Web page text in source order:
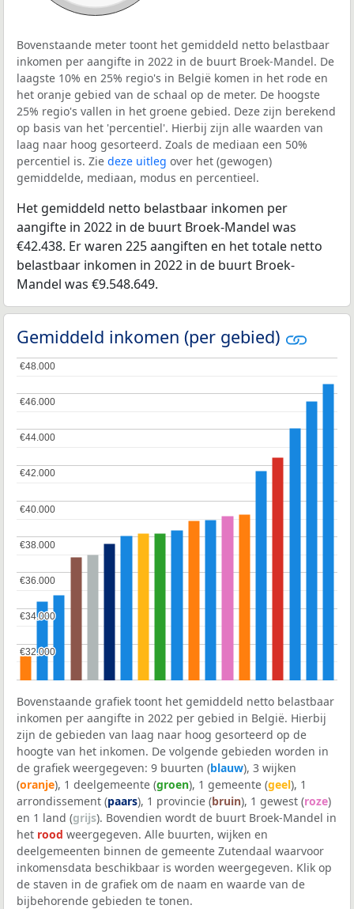
Bovenstaande meter toont het gemiddeld netto belastbaar
inkomen per aangifte in 2022 in de buurt Broek-Mandel. De
laagste 10% en 25% regio's in België komen in het rode en
het oranje gebied van de schaal op de meter. De hoogste
25% regio's vallen in het groene gebied. Deze zijn berekend
op basis van het 'percentiel'. Hierbij zijn alle waarden van
laag naar hoog gesorteerd. Zoals de mediaan een 50%
percentiel is. Zie deze uitleg over het (gewogen)
gemiddelde, mediaan, modus en percentieel.
Het gemiddeld netto belastbaar inkomen per
aangifte in 2022 in de buurt Broek-Mandel was
€42.438. Er waren 225 aangiften en het totale netto
belastbaar inkomen in 2022 in de buurt Broek-
Mandel was €9.548.649.
Gemiddeld inkomen (per gebied)
€32.000
€32.000
€34.000
€34.000
€36.000
€36.000
€38.000
€38.000
€40.000
€40.000
€42.000
€42.000
€44.000
€44.000
€46.000
€46.000
€48.000
€48.000
Bovenstaande grafiek toont het gemiddeld netto belastbaar
inkomen per aangifte in 2022 per gebied in België. Hierbij
zijn de gebieden van laag naar hoog gesorteerd op de
hoogte van het inkomen. De volgende gebieden worden in
de grafiek weergegeven: 9 buurten (blauw), 3 wijken
(oranje), 1 deelgemeente (groen), 1 gemeente (geel), 1
arrondissement (paars), 1 provincie (bruin), 1 gewest (roze)
en 1 land (grijs). Bovendien wordt de buurt Broek-Mandel in
het rood weergegeven. Alle buurten, wijken en
deelgemeenten binnen de gemeente Zutendaal waarvoor
inkomensdata beschikbaar is worden weergegeven. Klik op
de staven in de grafiek om de naam en waarde van de
bijbehorende gebieden te tonen.